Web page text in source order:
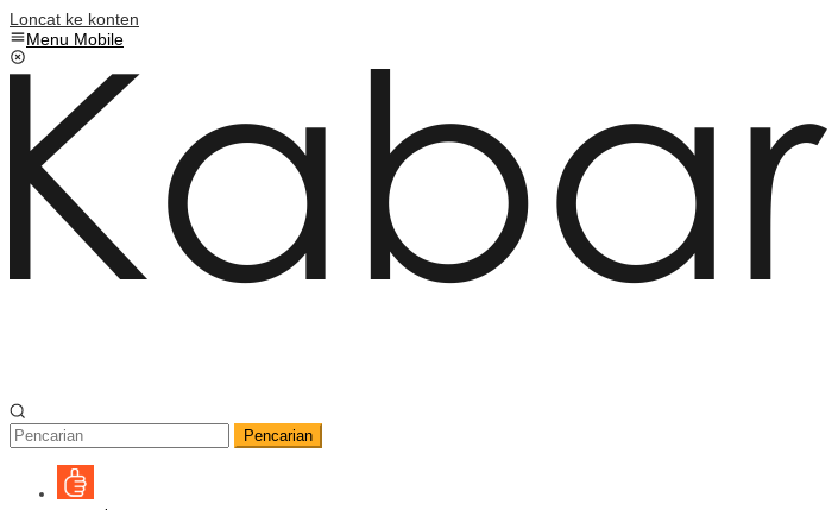
Loncat ke konten
Menu Mobile
Pencarian